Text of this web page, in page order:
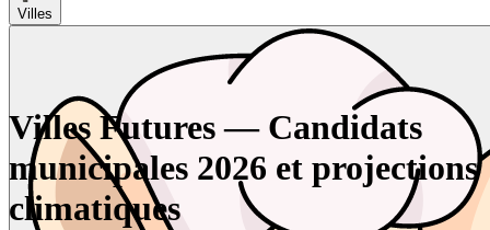
Villes
Villes Futures — Candidats
municipales 2026 et projections
climatiques